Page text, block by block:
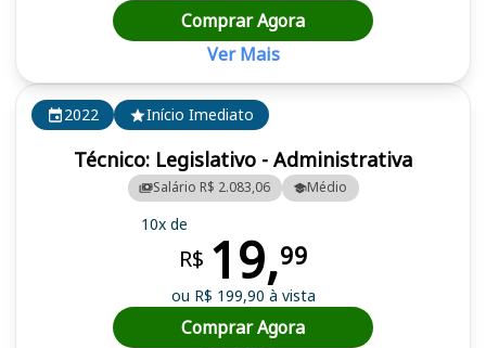
2022 Início Imediato
Técnico: Legislativo - Administrativa
Salário R$ 2.083,06 Médio
10x de
R$ 19,99
ou R$ 199,90 à vista
Comprar Agora
Comprar Agora
Ver Mais